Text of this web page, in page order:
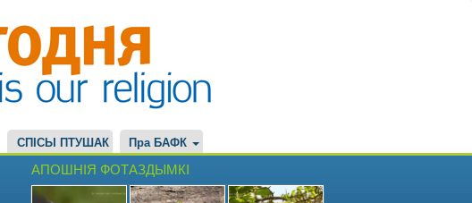
СПІСЫ ПТУШАК Пра БАФК
АПОШНІЯ ФОТАЗДЫМКІ